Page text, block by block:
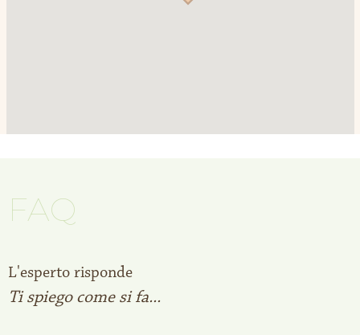
FAQ
L'esperto risponde
Ti spiego come si fa...